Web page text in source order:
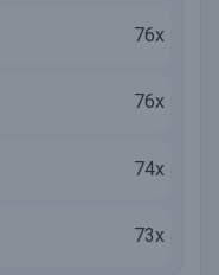
76x
76x
74x
73x